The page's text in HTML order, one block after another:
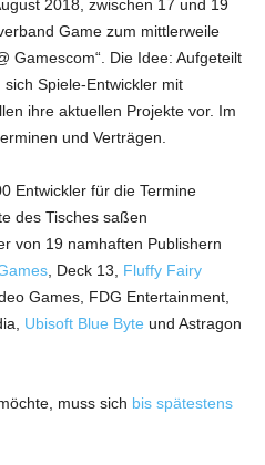
2018, zwischen 17 und 19
Game zum mittlerweile
Gamescom“. Die Idee: Aufgeteilt
Spiele-Entwickler mit
ihre aktuellen Projekte vor. Im
und Verträgen.
Entwickler für die Termine
des Tisches saßen
von 19 namhaften Publishern
, Deck 13, Fluffy Fairy
Games, FDG Entertainment,
Ubisoft Blue Byte und Astragon
muss sich bis spätestens